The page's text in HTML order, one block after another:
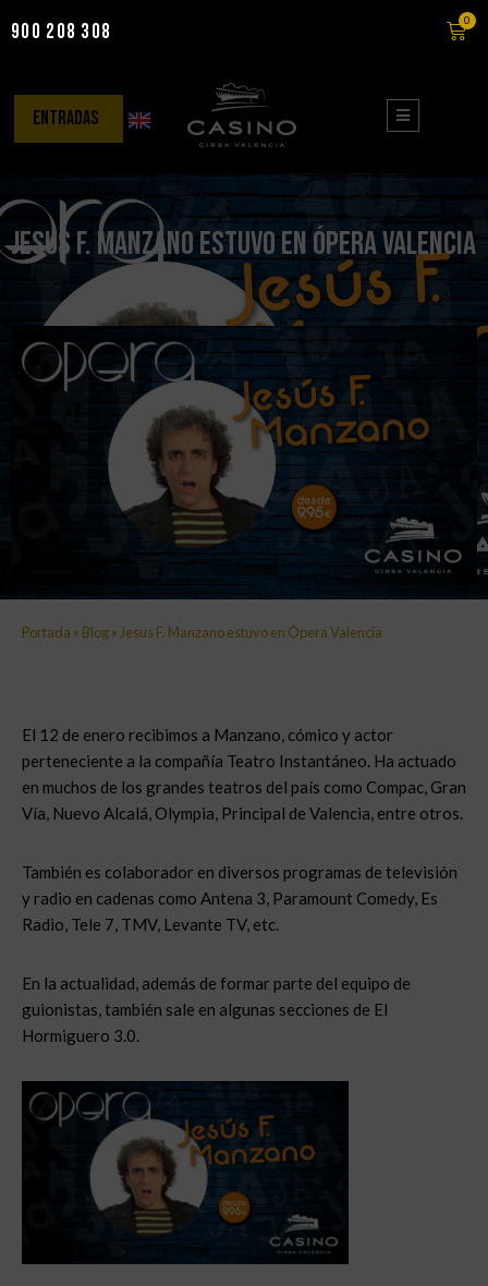
contenido
900 208 308 0
entradas
Jesus F. Manzano estuvo en Ópera Valencia
Portada » Blog» Jesus F. Manzano estuvo en Ópera Valencia
El 12 de enero recibimos a Manzano, cómico y actor
perteneciente a la compañía Teatro Instantáneo. Ha actuado
en muchos de los grandes teatros del país como Compac, Gran
Vía, Nuevo Alcalá, Olympia, Principal de Valencia, entre otros.
También es colaborador en diversos programas de televisión
y radio en cadenas como Antena 3, Paramount Comedy, Es
Radio, Tele 7, TMV, Levante TV, etc.
En la actualidad, además de formar parte del equipo de
guionistas, también sale en algunas secciones de El
Hormiguero 3.0.